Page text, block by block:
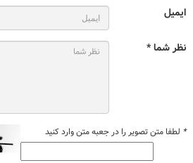
ایمیل
نظر شما *
* لطفا متن تصویر را در جعبه متن وارد کنید